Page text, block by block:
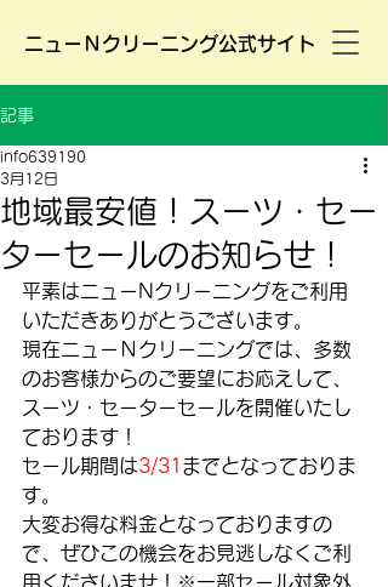
ニューＮクリーニング公式サイト
記事
地域最安値！スーツ・セー
ターセールのお知らせ！
info639190
3月12日
平素はニューNクリーニングをご利用
いただきありがとうございます。
現在ニューＮクリーニングでは、多数
のお客様からのご要望にお応えして、
スーツ・セーターセールを開催いたし
ております！
セール期間は3/31 までとなっておりま
す。
大変お得な料金となっておりますの
で、ぜひこの機会をお見逃しなくご利
用くださいませ！※一部セール対象外